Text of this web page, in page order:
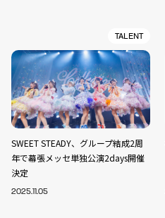
TALENT
SWEET STEADY、グループ結成2周
年で幕張メッセ単独公演2days開催
決定
2025.11.05